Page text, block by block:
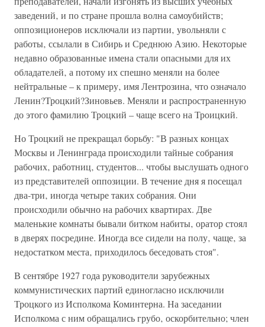
заведений‚ и по стране прошла волна самоубийств;
оппозиционеров исключали из партии‚ увольняли с
работы‚ ссылали в Сибирь и Среднюю Азию. Некоторые
недавно образованные имена стали опасными для их
обладателей‚ а потому их спешно меняли на более
нейтральные – к примеру‚ имя Лентрозина‚ что означало
Ленин?Троцкий?Зиновьев. Меняли и распространенную
до этого фамилию Троцкий – чаще всего на Троицкий.
Но Троцкий не прекращал борьбу: "В разных концах
Москвы и Ленинграда происходили тайные собрания
рабочих‚ работниц‚ студентов... чтобы выслушать одного
из представителей оппозиции. В течение дня я посещал
два-три‚ иногда четыре таких собрания. Они
происходили обычно на рабочих квартирах. Две
маленькие комнаты бывали битком набиты‚ оратор стоял
в дверях посредине. Иногда все сидели на полу‚ чаще‚ за
недостатком места‚ приходилось беседовать стоя".
В сентябре 1927 года руководители зарубежных
коммунистических партий единогласно исключили
Троцкого из Исполкома Коминтерна. На заседании
Исполкома с ним обращались грубо‚ оскорбительно; член